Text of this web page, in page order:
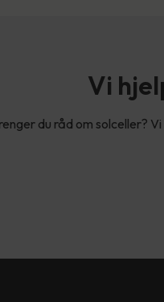
Vi
du råd om solceller?